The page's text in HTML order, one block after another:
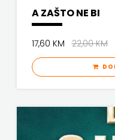
ŠKOBIĆ
BY
A ZAŠTO NE BI
17,60 KM22,00 KM